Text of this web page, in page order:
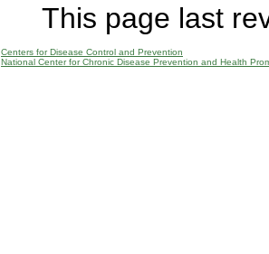
This page last
Centers for Disease Control and Prevention
National Center for Chronic Disease Prevention and Health